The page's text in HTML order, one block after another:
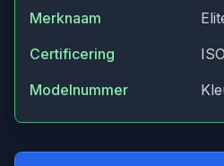
Merknaam
Certificering
Modelnummer